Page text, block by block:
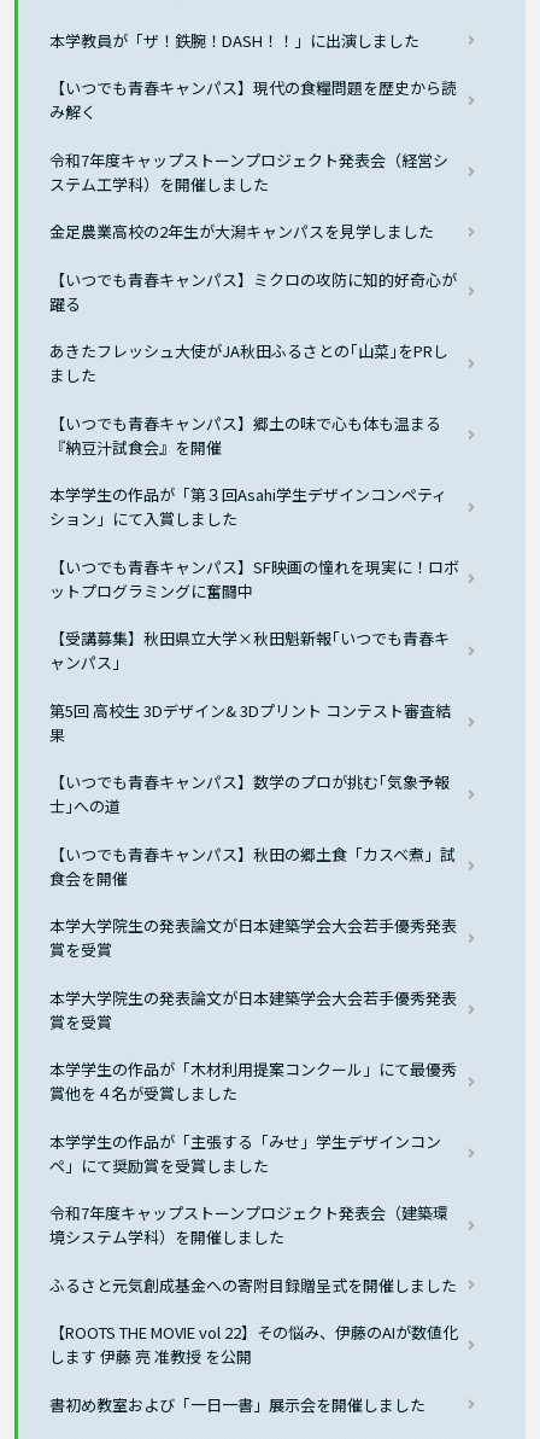
本学教員が「ザ！鉄腕！DASH！！」に出演しました
【いつでも青春キャンパス】現代の食糧問題を歴史から読
み解く
令和7年度キャップストーンプロジェクト発表会（経営シ
ステム工学科）を開催しました
金足農業高校の2年生が大潟キャンパスを見学しました
【いつでも青春キャンパス】ミクロの攻防に知的好奇心が
躍る
あきたフレッシュ大使がJA秋田ふるさとの｢山菜｣をPRし
ました
【いつでも青春キャンパス】郷土の味で心も体も温まる
『納豆汁試食会』を開催
本学学生の作品が「第３回Asahi学生デザインコンペティ
ション」にて入賞しました
【いつでも青春キャンパス】SF映画の憧れを現実に！ロボ
ットプログラミングに奮闘中
【受講募集】秋田県立大学×秋田魁新報｢いつでも青春キ
ャンパス｣
第5回 高校生 3Dデザイン& 3Dプリント コンテスト審査結
果
【いつでも青春キャンパス】数学のプロが挑む｢気象予報
士｣への道
【いつでも青春キャンパス】秋田の郷土食「カスベ煮」試
食会を開催
本学大学院生の発表論文が日本建築学会大会若手優秀発表
賞を受賞
本学大学院生の発表論文が日本建築学会大会若手優秀発表
賞を受賞
本学学生の作品が「木材利用提案コンクール」にて最優秀
賞他を４名が受賞しました
本学学生の作品が「主張する「みせ」学生デザインコン
ペ」にて奨励賞を受賞しました
令和7年度キャップストーンプロジェクト発表会（建築環
境システム学科）を開催しました
ふるさと元気創成基金への寄附目録贈呈式を開催しました
【ROOTS THE MOVIE vol 22】その悩み、伊藤のAIが数値化
します 伊藤 亮 准教授 を公開
書初め教室および「一日一書」展示会を開催しました